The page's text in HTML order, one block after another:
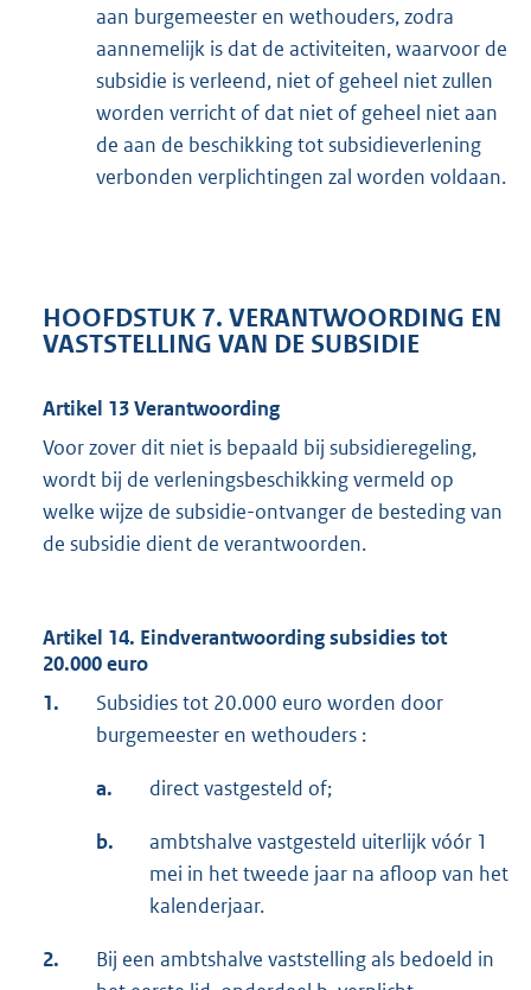
aan burgemeester en wethouders, zodra
aannemelijk is dat de activiteiten, waarvoor de
subsidie is verleend, niet of geheel niet zullen
worden verricht of dat niet of geheel niet aan
de aan de beschikking tot subsidieverlening
verbonden verplichtingen zal worden voldaan.
HOOFDSTUK 7. VERANTWOORDING EN
VASTSTELLING VAN DE SUBSIDIE
Artikel 13 Verantwoording
Voor zover dit niet is bepaald bij subsidieregeling,
wordt bij de verleningsbeschikking vermeld op
welke wijze de subsidie-ontvanger de besteding van
de subsidie dient de verantwoorden.
Artikel 14. Eindverantwoording subsidies tot
20.000 euro
1.
Subsidies tot 20.000 euro worden door
burgemeester en wethouders :
a. direct vastgesteld of;
b.
ambtshalve vastgesteld uiterlijk vóór 1
mei in het tweede jaar na afloop van het
kalenderjaar.
2.
Bij een ambtshalve vaststelling als bedoeld in